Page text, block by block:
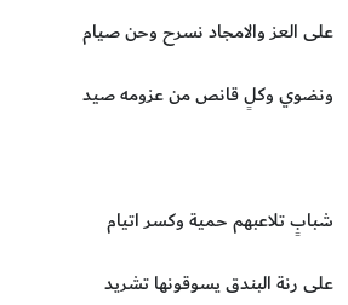
على العز والامجاد نسرح وحن صيام
ونضوي وكلٍ قانص من عزومه صيد
شبابٍ تلاعبهم حمية وكسر اتيام
على رنة البندق يسوقونها تشريد